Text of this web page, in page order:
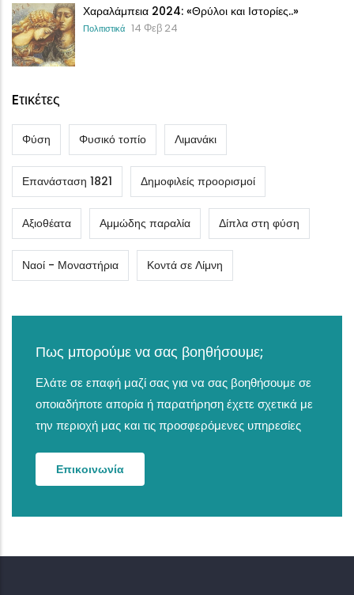
Χαραλάμπεια 2024: «Θρύλοι και Ιστορίες..»
Πολιτιστικά 14 Φεβ 24
Eτικέτες
Φύση Φυσικό τοπίο Λιμανάκι
Επανάσταση 1821 Δημοφιλείς προορισμοί
Αξιοθέατα Αμμώδης παραλία Δίπλα στη φύση
Ναοί - Μοναστήρια Κοντά σε Λίμνη
Πως μπορούμε να σας βοηθήσουμε;
Ελάτε σε επαφή μαζί σας για να σας βοηθήσουμε σε
οποιαδήποτε απορία ή παρατήρηση έχετε σχετικά με
την περιοχή μας και τις προσφερόμενες υπηρεσίες
Επικοινωνία